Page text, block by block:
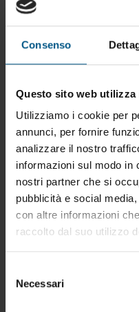
Consenso
Questo sito web utilizza
Utilizziamo i cookie per
annunci, per fornire
analizzare il nostro
informazioni sul modo in
nostri partner che si
pubblicità e social
con altre informazioni
raccolto dal suo utilizzo
delNecessari